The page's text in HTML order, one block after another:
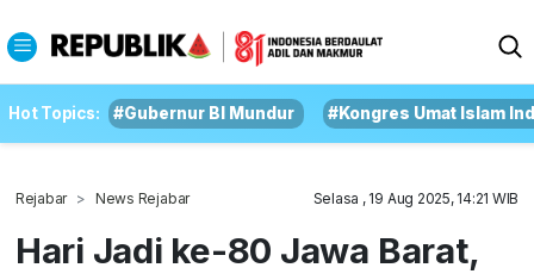
Hot Topics: #Gubernur BI Mundur #Kongres Umat Islam
Rejabar News Rejabar Selasa , 19 Aug 2025, 14:21 WIB
Hari Jadi ke-80 Jawa Barat,